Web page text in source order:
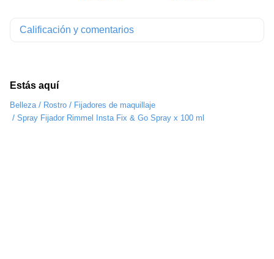
Estás aquí
Belleza / Rostro / Fijadores de maquillaje
/ Spray Fijador Rimmel Insta Fix & Go Spray x 100 ml
Calificación y comentarios